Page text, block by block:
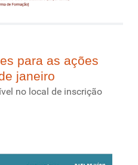
para as ações
janeiro
no local de inscrição